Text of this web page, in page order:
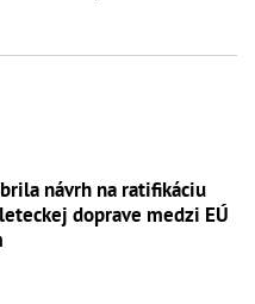
návrh na ratifikáciu
doprave medzi EÚ